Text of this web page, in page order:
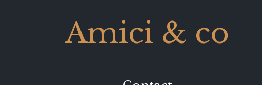
Amici & co